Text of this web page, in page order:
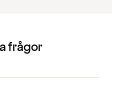
frågor